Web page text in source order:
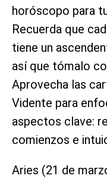
horóscopo para
Recuerda que
tiene un
así que tómalo
Aprovecha las
Vidente para
aspectos clave:
comienzos e
Aries (21 de